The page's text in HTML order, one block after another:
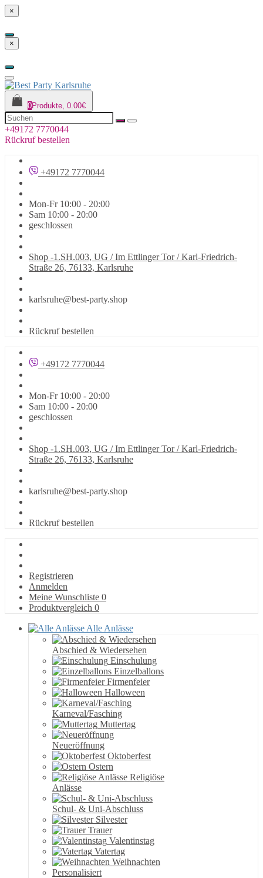
×
×
0Produkte, 0.00€
+49172 7770044
Rückruf bestellen
+49172 7770044
Mon-Fr 10:00 - 20:00
Sam 10:00 - 20:00
geschlossen
Shop -1.SH.003, UG / Im Ettlinger Tor / Karl-Friedrich-
Straße 26, 76133, Karlsruhe
karlsruhe@best-party.shop
Rückruf bestellen
+49172 7770044
Mon-Fr 10:00 - 20:00
Sam 10:00 - 20:00
geschlossen
Shop -1.SH.003, UG / Im Ettlinger Tor / Karl-Friedrich-
Straße 26, 76133, Karlsruhe
karlsruhe@best-party.shop
Rückruf bestellen
Registrieren
Anmelden
Meine Wunschliste 0
Produktvergleich 0
Alle Anlässe
Abschied & Wiedersehen
Einschulung
Einzelballons
Firmenfeier
Halloween
Karneval/Fasching
Muttertag
Neueröffnung
Oktoberfest
Ostern
Religiöse
Anlässe
Schul- & Uni-Abschluss
Silvester
Trauer
Valentinstag
Vatertag
Weihnachten
Personalisiert